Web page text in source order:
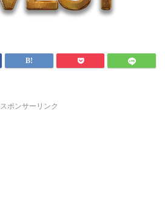
スポンサーリンク